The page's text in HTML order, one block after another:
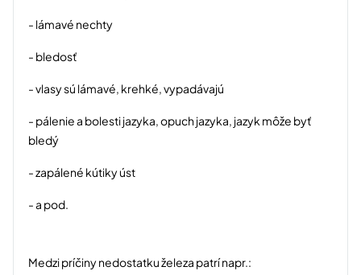
- lámavé nechty
- bledosť
- vlasy sú lámavé, krehké, vypadávajú
- pálenie a bolesti jazyka, opuch jazyka, jazyk môže byť
bledý
- zapálené kútiky úst
- a pod.
Medzi príčiny nedostatku železa patrí napr.: